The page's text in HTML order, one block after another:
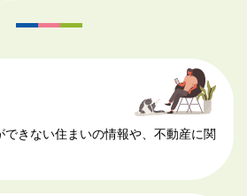
できない住まいの情報や、不動産に関